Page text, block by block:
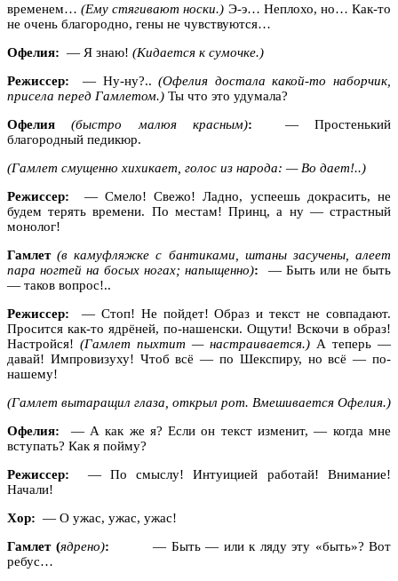
временем…(Ему стягивают носки.) Э-э… Неплохо, но… Как-то
не очень благородно, гены не чувствуются…
Офелия: — Я знаю! (Кидается к сумочке.)
Режиссер:
— Ну-ну?..(Офелия достала какой-то наборчик,
присела перед Гамлетом.) Ты что это удумала?
Офелия(быстро малюя красным):
— Простенький
благородный педикюр.
(Гамлет смущенно хихикает, голос из народа: — Во дает!..)
Режиссер: — Смело! Свежо! Ладно, успеешь докрасить, не
будем терять времени. По местам! Принц, а ну — страстный
монолог!
Гамлет (в камуфляжке с бантиками, штаны засучены, алеет
пара ногтей на босых ногах; напыщенно):
— Быть или не быть
— таков вопрос!..
Режиссер: — Стоп! Не пойдет! Образ и текст не совпадают.
Просится как-то ядрёней, по-нашенски. Ощути! Вскочи в образ!
Настройся! (Гамлет пыхтит — настраивается.) А теперь —
давай! Импровизуху! Чтоб всё — по Шекспиру, но всё — по-
нашему!
(Гамлет вытаращил глаза, открыл рот. Вмешивается Офелия.)
Офелия: — А как же я? Если он текст изменит, — когда мне
вступать? Как я пойму?
Режиссер: — По смыслу! Интуицией работай! Внимание!
Начали!
Хор: — О ужас, ужас, ужас!
Гамлет (ядрено): — Быть — или к ляду эту «быть»? Вот
ребус…